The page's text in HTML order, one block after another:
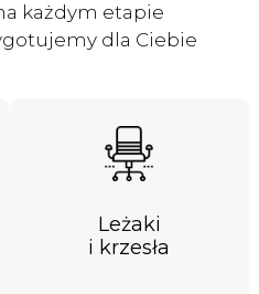
każdym etapie
dla Ciebie
Leżaki
i krzesła